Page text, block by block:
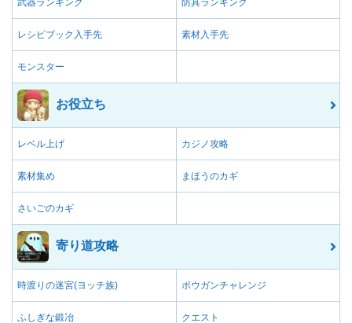
レシピブック入手先 素材入手先
モンスター
お役立ち
レベル上げ カジノ攻略
素材集め まほうのカギ
さいごのカギ
寄り道攻略
時渡りの迷宮(ヨッチ族) ボウガンチャレンジ
ふしぎな鍛冶 クエスト